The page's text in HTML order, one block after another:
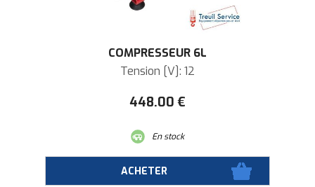
COMPRESSEUR 6L
Tension [V]: 12
448.00 €
En stock